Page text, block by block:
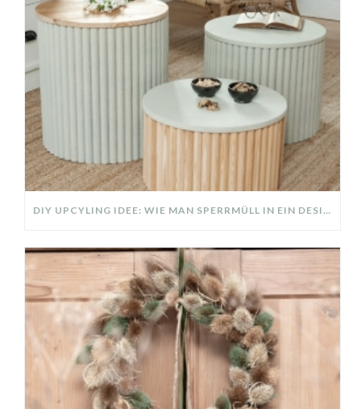
DIY UPCYLING IDEE: WIE MAN SPERRMÜLL IN EIN DESIGNER TEIL VERWANDELT